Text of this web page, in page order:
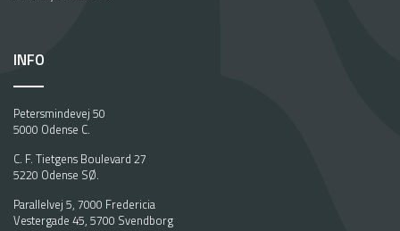
INFO
Petersmindevej 50
5000 Odense C.
C. F. Tietgens Boulevard 27
5220 Odense SØ.
Parallelvej 5, 7000 Fredericia
Vestergade 45, 5700 Svendborg